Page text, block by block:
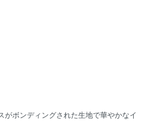
ボンディングされた生地で華やかなイ